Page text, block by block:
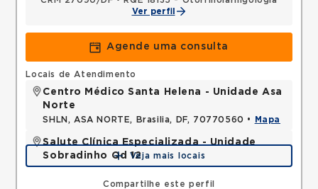
Ver perfil
Agende uma consulta
Compartilhe este perfil
Locais de Atendimento
Centro Médico Santa Helena - Unidade Asa
Norte
SHLN, ASA NORTE, Brasilia, DF, 70770560 • Mapa
Salute Clínica Especializada - Unidade
Sobradinho Qd 12
QUADRA, SOBRADINHO, Brasilia, DF, 73010120 •
Veja mais locais